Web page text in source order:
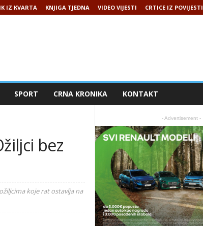
IZ KVARTA KNJIGA TJEDNA VIDEO VIJESTI CRTICE IZ POVIJESTI
SPORT CRNA KRONIKA KONTAKT
bez
koje rat ostavlja na
- Advertisement -